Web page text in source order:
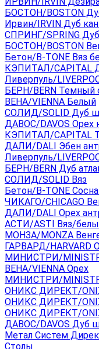
БОСТОН/BOSTON
Ирвин/IRVIN Дуб
СПРИНГ/SPRING
БОСТОН/BOSTON
Бетон/B-TONE Вяз
КЭПИТАЛ/CAPITAL
Ливерпуль/
БЕРН/BERN Темный
ВЕНА/VIENNA Белый
СОЛИД/SOLID Дуб
ДАВОС/DAVOS
КЭПИТАЛ/CAPITAL
ДАЛИ/DALI Эбен
Ливерпуль/
БЕРН/BERN Дуб
СОЛИД/SOLID Вяз
Бетон/B-TONE
ЧИКАГО/CHICAGO
ДАЛИ/DALI Орех
АСТИ/ASTI Вяз/
МОНЗА/MONZA
ГАРВАРД/HARVARD
МИНИСТРИ/
ВЕНА/VIENNA Орех
МИНИСТРИ/
ОНИКС ДИРЕКТ/
ОНИКС ДИРЕКТ/
ОНИКС ДИРЕКТ/
ДАВОС/DAVOS Дуб
Метал Систем
Столы